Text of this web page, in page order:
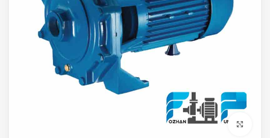
برای بزرگنمایی کلیک کنید